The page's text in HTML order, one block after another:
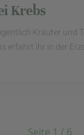
Krebs
Kräuter und
erfahrt ihr in der
Seite 1 / 6